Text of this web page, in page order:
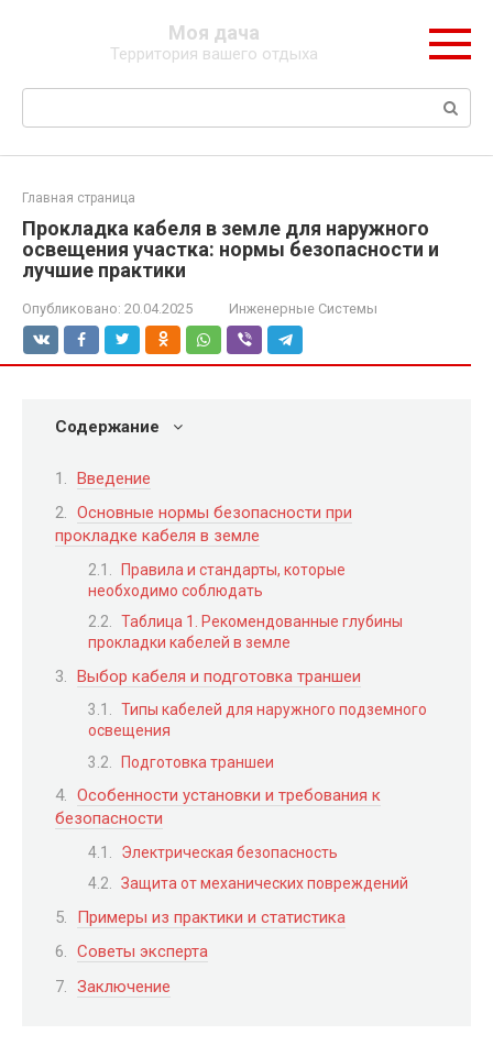
Моя дача
Территория вашего отдыха
Поиск:
Главная страница
Прокладка кабеля в земле для наружного
освещения участка: нормы безопасности и
лучшие практики
Опубликовано: 20.04.2025 Инженерные Системы
Содержание
Введение
Основные нормы безопасности при
прокладке кабеля в земле
Правила и стандарты, которые
необходимо соблюдать
Таблица 1. Рекомендованные глубины
прокладки кабелей в земле
Выбор кабеля и подготовка траншеи
Типы кабелей для наружного подземного
освещения
Подготовка траншеи
Особенности установки и требования к
безопасности
Электрическая безопасность
Защита от механических повреждений
Примеры из практики и статистика
Советы эксперта
Заключение